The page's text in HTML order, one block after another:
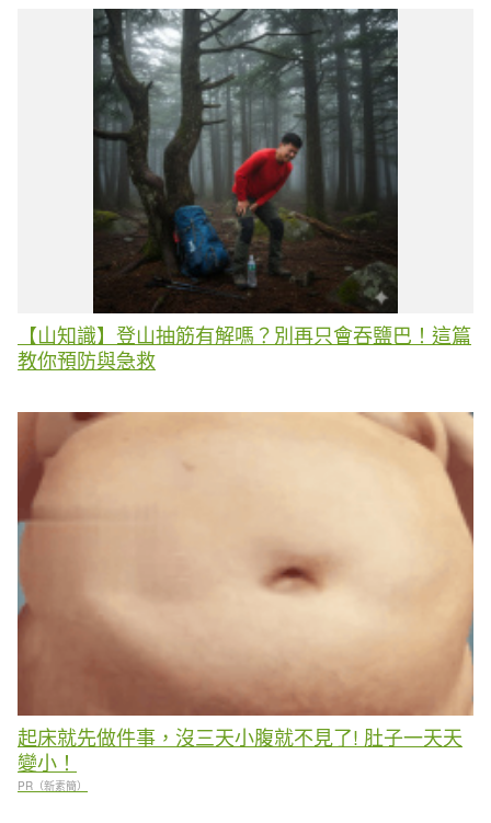
【山知識】登山抽筋有解嗎？別再只會吞鹽巴！這篇
教你預防與急救
起床就先做件事，沒三天小腹就不見了! 肚子一天天
變小！
PR（新素簡）